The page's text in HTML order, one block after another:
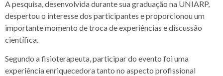
A pesquisa, desenvolvida durante sua graduação na UNIARP,
despertou o interesse dos participantes e proporcionou um
importante momento de troca de experiências e discussão
científica.
Segundo a fisioterapeuta, participar do evento foi uma
experiência enriquecedora tanto no aspecto profissional